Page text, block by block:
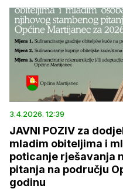
3.4.2026. 12:39
JAVNI POZIV za
mladim obiteljima i
poticanje rješavanja
pitanja na području
godinu